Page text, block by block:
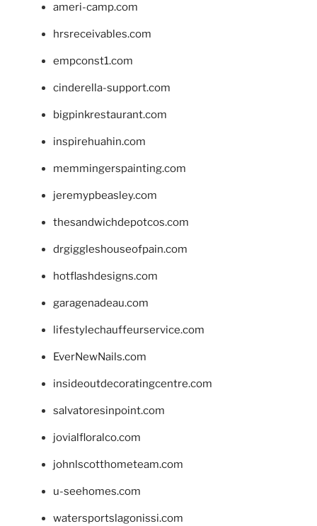
ameri-camp.com
hrsreceivables.com
empconst1.com
cinderella-support.com
bigpinkrestaurant.com
inspirehuahin.com
memmingerspainting.com
jeremypbeasley.com
thesandwichdepotcos.com
drgiggleshouseofpain.com
hotflashdesigns.com
garagenadeau.com
lifestylechauffeurservice.com
EverNewNails.com
insideoutdecoratingcentre.com
salvatoresinpoint.com
jovialfloralco.com
johnlscotthometeam.com
u-seehomes.com
watersportslagonissi.com